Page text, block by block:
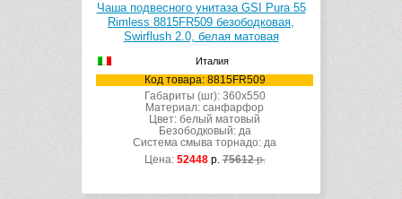
Чаша подвесного унитаза GSI Pura 55
Rimless 8815FR509 безободковая,
Swirflush 2.0, белая матовая
Италия
Код товара: 8815FR509
Габариты (шг): 360x550
Материал: санфарфор
Цвет: белый матовый
Безободковый: да
Система смыва торнадо: да
Цена: 52448р.75612р.